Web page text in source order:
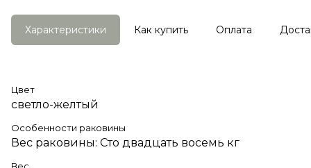
Характеристики Как купить Оплата
Цвет
светло-желтый
Особенности раковины
Вес раковины: Сто двадцать восемь кг